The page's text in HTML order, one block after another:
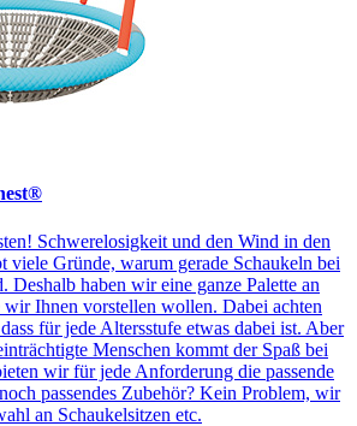
Schwerelosigkeit und den Wind in den
viele Gründe, warum gerade Schaukeln bei
Deshalb haben wir eine ganze Palette an
wir Ihnen vorstellen wollen. Dabei achten
für jede Altersstufe etwas dabei ist. Aber
Menschen kommt der Spaß bei
wir für jede Anforderung die passende
passendes Zubehör? Kein Problem, wir
an Schaukelsitzen etc.